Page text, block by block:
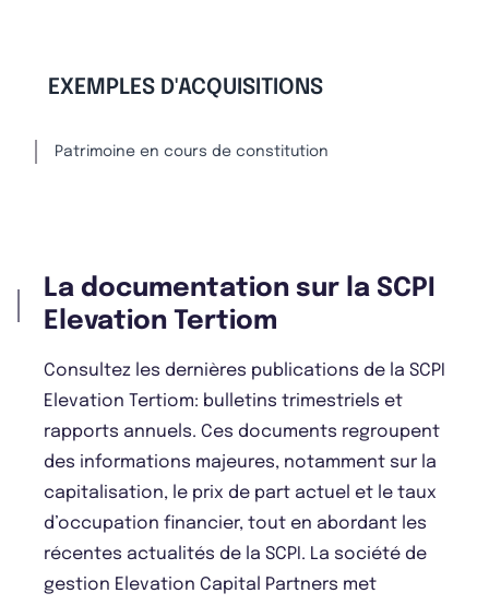
EXEMPLES D'ACQUISITIONS
Patrimoine en cours de constitution
La documentation sur la SCPI
Elevation Tertiom
Consultez les dernières publications de la SCPI
Elevation Tertiom: bulletins trimestriels et
rapports annuels. Ces documents regroupent
des informations majeures, notamment sur la
capitalisation, le prix de part actuel et le taux
d’occupation financier, tout en abordant les
récentes actualités de la SCPI. La société de
gestion Elevation Capital Partners met